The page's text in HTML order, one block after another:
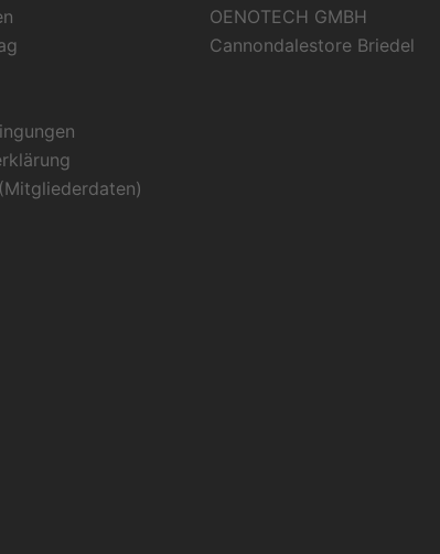
OENOTECH GMBH
Cannondalestore Briedel